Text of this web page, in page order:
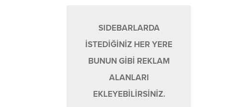
SIDEBARLARDA
İSTEDİĞİNİZ HER YERE
BUNUN GİBİ REKLAM
ALANLARI
EKLEYEBİLİRSİNİZ.